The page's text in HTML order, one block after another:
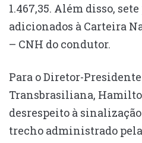
1.467,35. Além disso,
adicionados à Carteira
– CNH do condutor.
Para o Diretor-
Transbrasiliana,
desrespeito à
trecho administrado